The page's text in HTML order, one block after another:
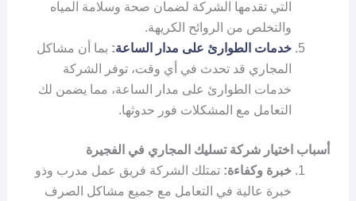
التي تقدمها الشركة لضمان صحة وسلامة المياه
والتخلص من الروائح الكريهة.
خدمات الطوارئ على مدار الساعة: بما أن مشاكل
المجاري قد تحدث في أي وقت، توفر الشركة
خدمات الطوارئ على مدار الساعة، مما يضمن لك
التعامل مع المشكلات فور حدوثها.
أسباب اختيار شركة تسليك المجاري في الفجيرة
خبرة وكفاءة: تمتلك الشركة فريق عمل مدرب وذو
خبرة عالية في التعامل مع جميع مشاكل الصرف